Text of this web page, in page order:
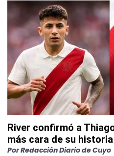
River confirmó a
más cara de su historia
PorRedacción Diario de Cuyo